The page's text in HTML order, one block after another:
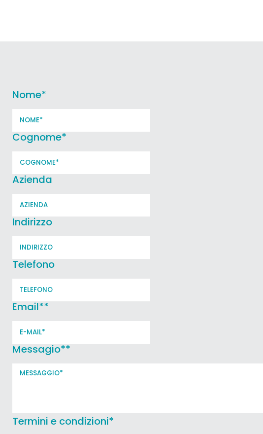
Nome*
Cognome*
Azienda
Indirizzo
Telefono
Email**
Messagio**
Termini e condizioni*